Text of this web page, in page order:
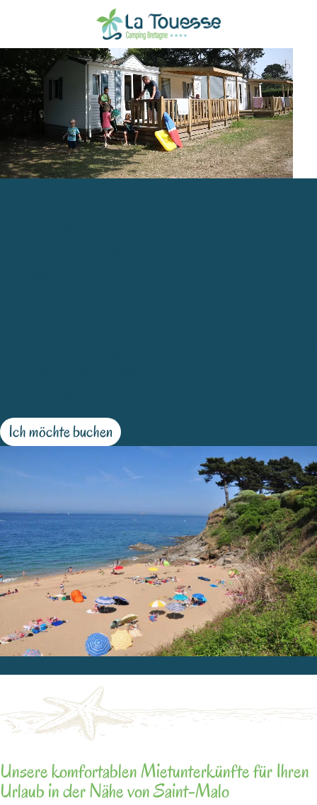
Ich möchte buchen
Unsere komfortablen Mietunterkünfte für Ihren
Urlaub in der Nähe von Saint-Malo